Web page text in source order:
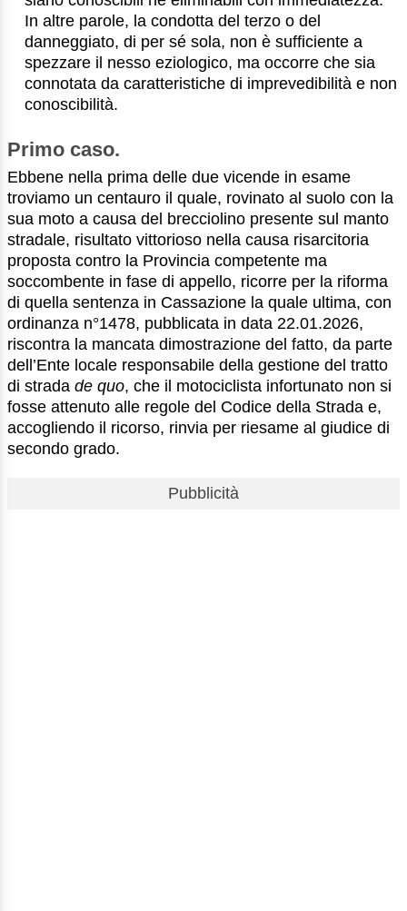
In altre parole, la condotta del terzo o del
danneggiato, di per sé sola, non è sufficiente a
spezzare il nesso eziologico, ma occorre che sia
connotata da caratteristiche di imprevedibilità e non
conoscibilità.
Primo caso.
Ebbene nella prima delle due vicende in esame
troviamo un centauro il quale, rovinato al suolo con la
sua moto a causa del brecciolino presente sul manto
stradale, risultato vittorioso nella causa risarcitoria
proposta contro la Provincia competente ma
soccombente in fase di appello, ricorre per la riforma
di quella sentenza in Cassazione la quale ultima, con
ordinanza n°1478, pubblicata in data 22.01.2026,
riscontra la mancata dimostrazione del fatto, da parte
dell’Ente locale responsabile della gestione del tratto
di strada de quo, che il motociclista infortunato non si
fosse attenuto alle regole del Codice della Strada e,
accogliendo il ricorso, rinvia per riesame al giudice di
secondo grado.
Pubblicità